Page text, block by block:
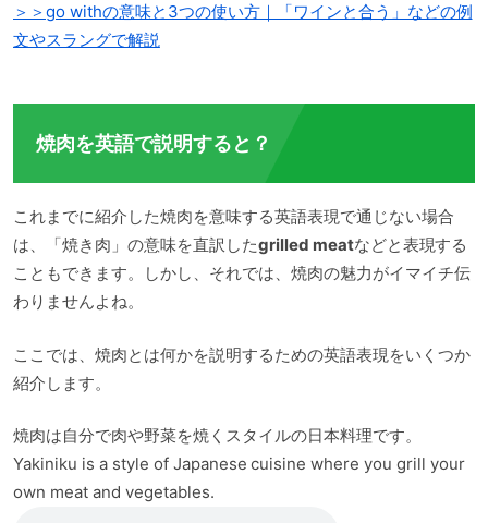
＞＞go withの意味と3つの使い方｜「ワインと合う」などの例
文やスラングで解説
焼肉を英語で説明すると？
これまでに紹介した焼肉を意味する英語表現で通じない場合
は、「焼き肉」の意味を直訳したgrilled meatなどと表現する
こともできます。しかし、それでは、焼肉の魅力がイマイチ伝
わりませんよね。
ここでは、焼肉とは何かを説明するための英語表現をいくつか
紹介します。
焼肉は自分で肉や野菜を焼くスタイルの日本料理です。
Yakiniku is a style of Japanese cuisine where you grill your
own meat and vegetables.